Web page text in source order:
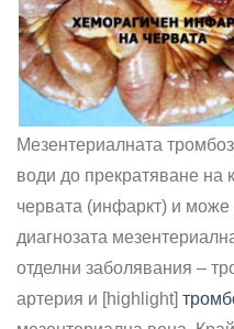
Мезентериалната
води до прекратяване на
червата (инфаркт) и
диагнозата
отделни заболявания –
артерия и [highlight]